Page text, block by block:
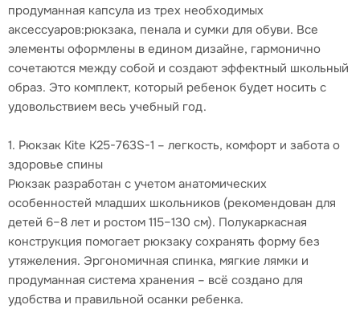
продуманная капсула из трех необходимых
аксессуаров:рюкзака, пенала и сумки для обуви. Все
элементы оформлены в едином дизайне, гармонично
сочетаются между собой и создают эффектный школьный
образ. Это комплект, который ребенок будет носить с
удовольствием весь учебный год.
1. Рюкзак Kite K25-763S-1 – легкость, комфорт и забота о
здоровье спины
Рюкзак разработан с учетом анатомических
особенностей младших школьников (рекомендован для
детей 6–8 лет и ростом 115–130 см). Полукаркасная
конструкция помогает рюкзаку сохранять форму без
утяжеления. Эргономичная спинка, мягкие лямки и
продуманная система хранения – всё создано для
удобства и правильной осанки ребенка.